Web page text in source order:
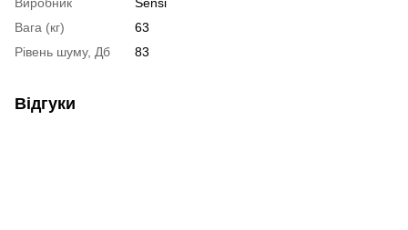
Вага (кг)
63
Рівень шуму, Дб
83
Відгуки